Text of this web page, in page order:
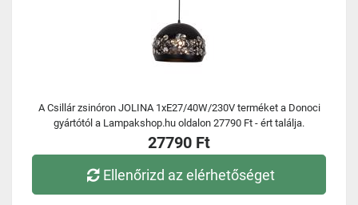
A Csillár zsinóron JOLINA 1xE27/40W/230V terméket a Donoci
gyártótól a Lampakshop.hu oldalon 27790 Ft - ért találja.
27790 Ft
Ellenőrizd az elérhetőséget